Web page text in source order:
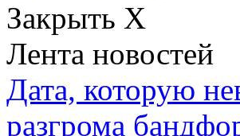
Закрыть X
Лента новостей
Дата, которую
разгрома